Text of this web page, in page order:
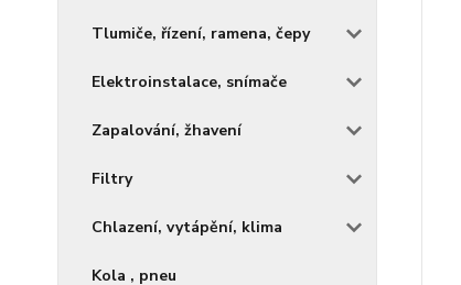
Tlumiče, řízení, ramena, čepy
Elektroinstalace, snímače
Zapalování, žhavení
Filtry
Chlazení, vytápění, klima
Kola , pneu